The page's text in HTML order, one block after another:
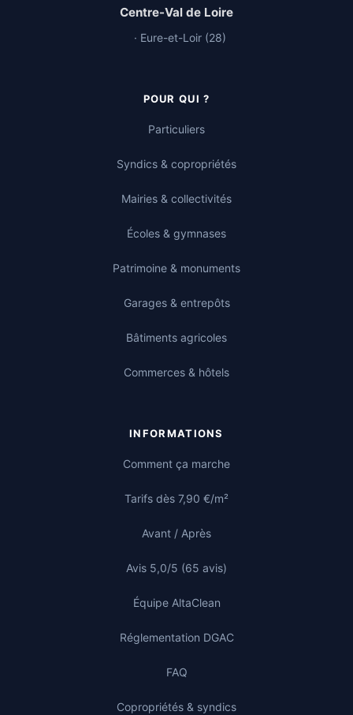
Centre-Val de Loire
· Eure-et-Loir (28)
POUR QUI ?
Particuliers
Syndics & copropriétés
Mairies & collectivités
Écoles & gymnases
Patrimoine & monuments
Garages & entrepôts
Bâtiments agricoles
Commerces & hôtels
INFORMATIONS
Comment ça marche
Tarifs dès 7,90 €/m²
Avant / Après
Avis 5,0/5 (65 avis)
Équipe AltaClean
Réglementation DGAC
FAQ
Copropriétés & syndics